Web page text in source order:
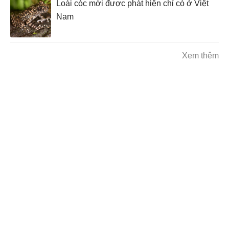
Loài cóc mới được phát hiện chỉ có ở Việt
Nam
Xem thêm